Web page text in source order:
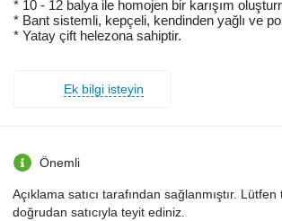
* 10 - 12 balya ile homojen bir karışım
* Bant sistemli, kepçeli, kendinden yağlı ve
* Yatay çift helezona sahiptir.
Ek bilgi isteyin
Önemli
Açıklama satıcı tarafından sağlanmıştır. Lütfen
doğrudan satıcıyla teyit ediniz.